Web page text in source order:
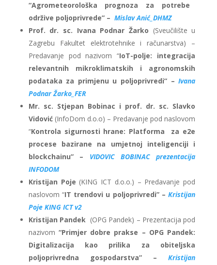
“Agrometeorološka prognoza za potrebe
održive poljoprivrede” – Mislav Anić_DHMZ
Prof. dr. sc. Ivana Podnar Žarko (Sveučilište u
Zagrebu Fakultet elektrotehnike i računarstva) –
Predavanje pod nazivom “IoT-polje: integracija
relevantnih mikroklimatskih i agronomskih
podataka za primjenu u poljoprivredi” – Ivana
Podnar Žarko_FER
Mr. sc. Stjepan Bobinac i prof. dr. sc. Slavko
Vidović (InfoDom d.o.o) – Predavanje pod naslovom
“Kontrola sigurnosti hrane: Platforma za e2e
procese bazirane na umjetnoj inteligenciji i
blockchainu” – VIDOVIC BOBINAC prezentacija
INFODOM
Kristijan Poje (KING ICT d.o.o.) – Predavanje pod
naslovom “IT trendovi u poljoprivredi” –Kristijan
Poje KING ICT v2
Kristijan Pandek (OPG Pandek) – Prezentacija pod
nazivom “Primjer dobre prakse – OPG Pandek:
Digitalizacija kao prilika za obiteljska
poljoprivredna gospodarstva” –Kristijan